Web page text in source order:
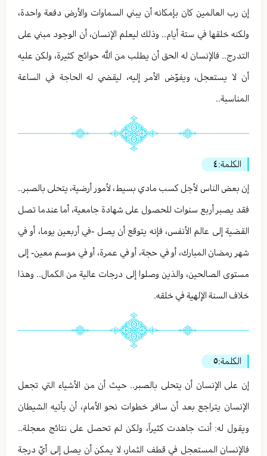
إن رب العالمين كان بإمكانه أن يبني السماوات والأرض دفعة واحدة،
ولكنه خلقها في ستة أيام.. وذلك ليعلم الإنسان، أن الوجود مبني على
التدرج.. فالإنسان له الحق أن يطلب من الله حوائج كثيرة، ولكن عليه
أن لا يستعجل، ويفوّض الأمر إليه، ليقضي له الحاجة في الساعة
المناسبة..
الكلمة:٤
إن بعض الناس لأجل كسب مادي بسيط، لأمور أرضية، يتحلى بالصبر..
فقد يصبر أربع سنوات للحصول على شهادة جامعية، أما عندما تصل
القضية إلى عالم الأنفس، فإنه يتوقع أن يصل -في أربعين يوما، أو في
شهر رمضان المبارك، أو في حجة، أو في عمرة، أو في موسم معين- إلى
مستوى الصالحين، والذين وصلوا إلى درجات عالية من الكمال.. وهذا
خلاف السنة الإلهية في خلقه.
الكلمة:٥
إن على الإنسان أن يتحلى بالصبر.. حيث أن من الأشياء التي تجعل
الإنسان يتراجع بعد أن سافر خطوات نحو الأمام، أن يأتيه الشيطان
ويقول له: أنت جاهدت كثيراً، ولكن لم تحصل على نتائج معجلة..
فالإنسان المستعجل في قطف الثمار، لا يمكن أن يصل إلى أيّ درجة